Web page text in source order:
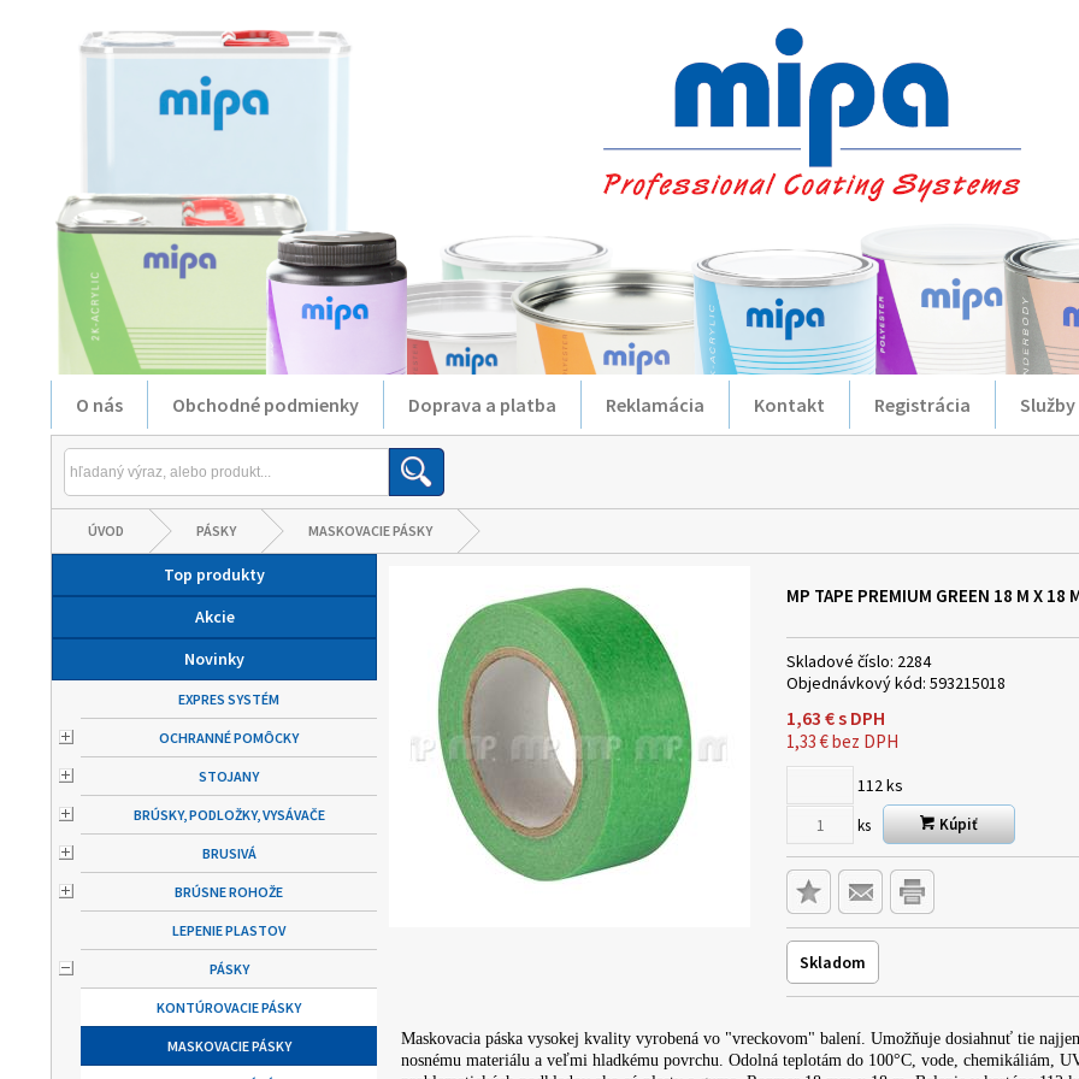
O nás Obchodné podmienky Doprava a platba Reklamácia Kontakt Registrácia Služby
ÚVOD PÁSKY MASKOVACIE PÁSKY
Top produkty
Akcie
Novinky
EXPRES SYSTÉM
OCHRANNÉ POMÔCKY
STOJANY
BRÚSKY, PODLOŽKY, VYSÁVAČE
BRUSIVÁ
BRÚSNE ROHOŽE
LEPENIE PLASTOV
PÁSKY
KONTÚROVACIE PÁSKY
MASKOVACIE PÁSKY
MP TAPE PREMIUM GREEN 18 M X 18
Skladové číslo: 2284
Objednávkový kód: 593215018
1,63 €s DPH
1,33 €bez DPH
112 ks
ks Kúpiť
Skladom
Maskovacia páska vysokej kvality vyrobená vo "vreckovom" balení. Umožňuje dosiahnuť tie
nosnému materiálu a veľmi hladkému povrchu. Odolná teplotám do 100°C, vode, chemikáliám,